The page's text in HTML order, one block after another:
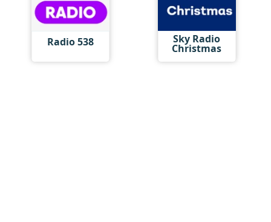
Radio 538 Sky Radio
Christmas